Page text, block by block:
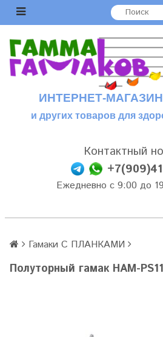
ИНТЕРНЕТ-
и других товаров для
Контактный
Ежедневно с 9:00 до
Гамаки С ПЛАНКАМИ
Полуторный гамак HAM-